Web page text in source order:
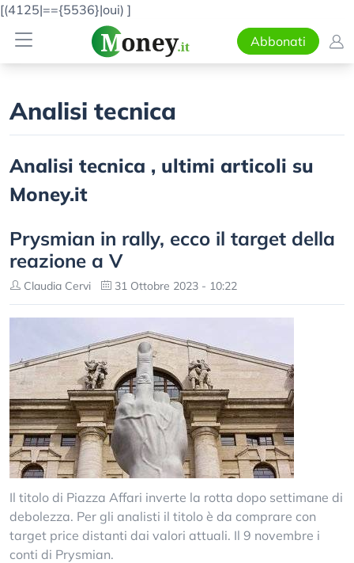
[(4125|=={5536}|oui) ]
Abbonati
Analisi tecnica
Analisi tecnica , ultimi articoli su
Money.it
Prysmian in rally, ecco il target della
reazione a V
Claudia Cervi 31 Ottobre 2023 - 10:22
Il titolo di Piazza Affari inverte la rotta dopo settimane di
debolezza. Per gli analisti il titolo è da comprare con
target price distanti dai valori attuali. Il 9 novembre i
conti di Prysmian.